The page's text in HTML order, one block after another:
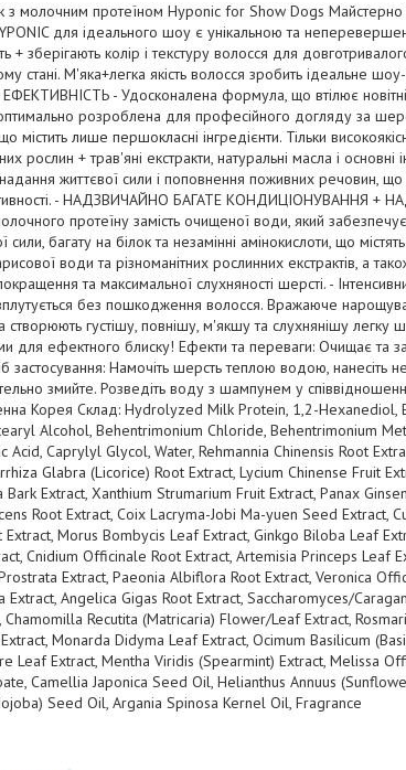
з молочним протеїном Hyponic for Show Dogs Майстерно
для ідеального шоу є унікальною та
+ зберігають колір і текстуру волосся для
стані. М'яка+легка якість волосся зробить ідеальне
- Удосконалена формула, що втілює
розроблена для професійного догляду за
містить лише першокласні інгредієнти. Тільки
рослин + трав'яні екстракти, натуральні масла і
життєвої сили і поповнення поживних речовин, що
- НАДЗВИЧАЙНО БАГАТЕ КОНДИЦІОНУВАННЯ +
протеїну замість очищеної води, який
сили, багату на білок та незамінні амінокислоти, що
води та різноманітних рослинних екстрактів, а
та максимальної слухняності шерсті. -
без пошкодження волосся. Вражаюче
густішу, повнішу, м'якшу та слухнянішу легку
для ефектного блиску! Ефекти та переваги: Очищає
застосування: Намочіть шерсть теплою водою, нанесіть
змийте. Розведіть воду з шампунем у
Корея Склад: Hydrolyzed Milk Protein, 1,2-
Alcohol, Behentrimonium Chloride, Behentrimonium
Acid, Caprylyl Glycol, Water, Rehmannia Chinensis Root
Glabra (Licorice) Root Extract, Lycium Chinense Fruit
Extract, Xanthium Strumarium Fruit Extract, Panax
Root Extract, Coix Lacryma-Jobi Ma-yuen Seed Extract,
Morus Bombycis Leaf Extract, Ginkgo Biloba Leaf
Cnidium Officinale Root Extract, Artemisia Princeps Leaf
Extract, Paeonia Albiflora Root Extract, Veronica
Extract, Angelica Gigas Root Extract, Saccharomyces/
Recutita (Matricaria) Flower/Leaf Extract,
Monarda Didyma Leaf Extract, Ocimum Basilicum
Leaf Extract, Mentha Viridis (Spearmint) Extract, Melissa
Camellia Japonica Seed Oil, Helianthus Annuus
Seed Oil, Argania Spinosa Kernel Oil, Fragrance